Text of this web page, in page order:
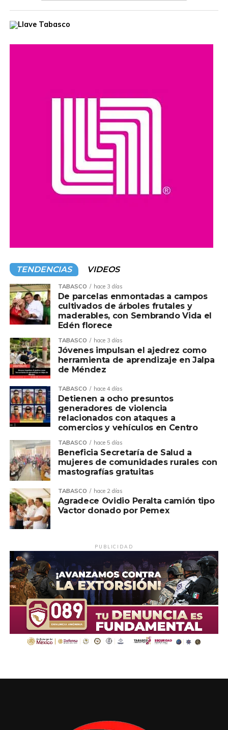
permanecen bajo investigación.
sacrificios masivos.
Organizaciones y ciudadanos han pedido que las
investigaciones se realicen con transparencia y que, en
caso de confirmarse irregularidades, se determinen las
responsabilidades conforme a la legislación vigente.
TENDENCIAS VIDEOS
TABASCO hace 3 días
De parcelas enmontadas a campos
cultivados de árboles frutales y
maderables, con Sembrando Vida el
Edén florece
TABASCO hace 3 días
Jóvenes impulsan el ajedrez como
herramienta de aprendizaje en Jalpa
de Méndez
TABASCO hace 4 días
Detienen a ocho presuntos
generadores de violencia
relacionados con ataques a
comercios y vehículos en Centro
TABASCO hace 5 días
Beneficia Secretaría de Salud a
mujeres de comunidades rurales con
mastografías gratuitas
TABASCO hace 2 días
Agradece Ovidio Peralta camión tipo
Vactor donado por Pemex
PUBLICIDAD